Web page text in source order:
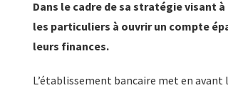
Dans le cadre de sa stratégie visant
les particuliers à ouvrir un compte
leurs finances.
L’établissement bancaire met en